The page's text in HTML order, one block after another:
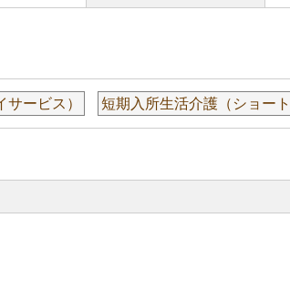
ービス） 短期入所生活介護（ショート